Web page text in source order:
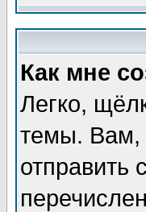
Как мне
Легко,
темы. Вам,